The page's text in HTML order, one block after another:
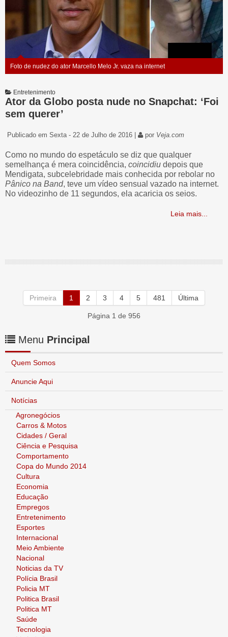
Foto de nudez do ator Marcello Melo Jr. vaza na internet
Entretenimento
Ator da Globo posta nude no Snapchat: ‘Foi
sem querer’
Publicado em Sexta - 22 de Julho de 2016 | por Veja.com
Como no mundo do espetáculo se diz que qualquer
semelhança é mera coincidência, coincidiu depois que
Mendigata, subcelebridade mais conhecida por rebolar no
Pânico na Band, teve um vídeo sensual vazado na internet.
No videozinho de 11 segundos, ela acaricia os seios.
Leia mais...
Primeira 1 2 3 4 5 481 Última
Página 1 de 956
Menu Principal
Quem Somos
Anuncie Aqui
Notícias
Agronegócios
Carros & Motos
Cidades / Geral
Ciência e Pesquisa
Comportamento
Copa do Mundo 2014
Cultura
Economia
Educação
Empregos
Entretenimento
Esportes
Internacional
Meio Ambiente
Nacional
Noticias da TV
Polícia Brasil
Policia MT
Politica Brasil
Politica MT
Saúde
Tecnologia